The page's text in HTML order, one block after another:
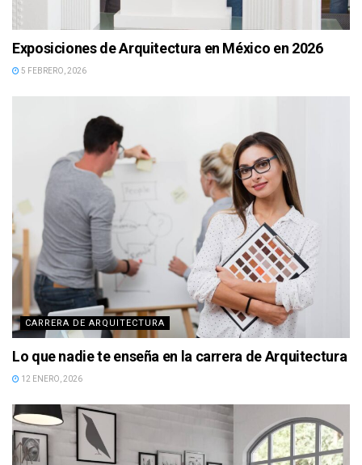
Exposiciones de Arquitectura en México en 2026
5 FEBRERO, 2026
CARRERA DE ARQUITECTURA
Lo que nadie te enseña en la carrera de Arquitectura
12 ENERO, 2026